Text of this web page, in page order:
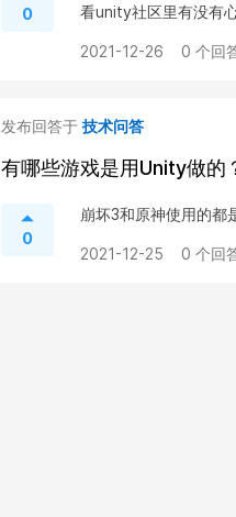
0
看unity社区里有没有
2021-12-26 0 个回
发布回答于 技术问答
有哪些游戏是用Unity做的
0
崩坏3和原神使用的
2021-12-25 0 个回